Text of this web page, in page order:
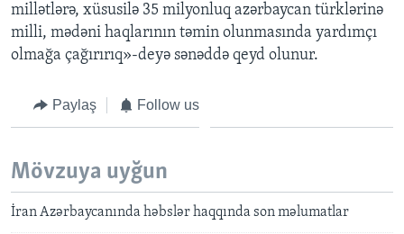
millətlərə, xüsusilə 35 milyonluq azərbaycan türklərinə
milli, mədəni haqlarının təmin olunmasında yardımçı
olmağa çağırırıq»-deyə sənəddə qeyd olunur.
Paylaş Follow us
Mövzuya uyğun
İran Azərbaycanında həbslər haqqında son məlumatlar